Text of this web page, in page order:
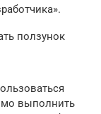
ползунок
выполнить